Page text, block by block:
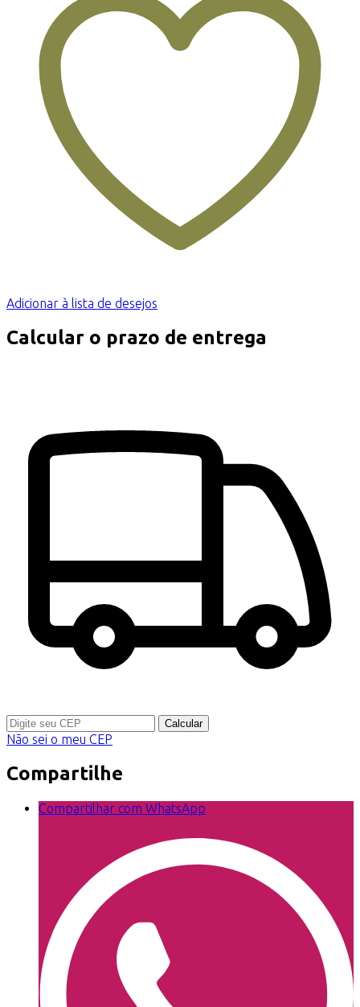
Adicionar à lista de desejos
Calcular o prazo de entrega
Calcular
Não sei o meu CEP
Compartilhe
Compartilhar com WhatsApp